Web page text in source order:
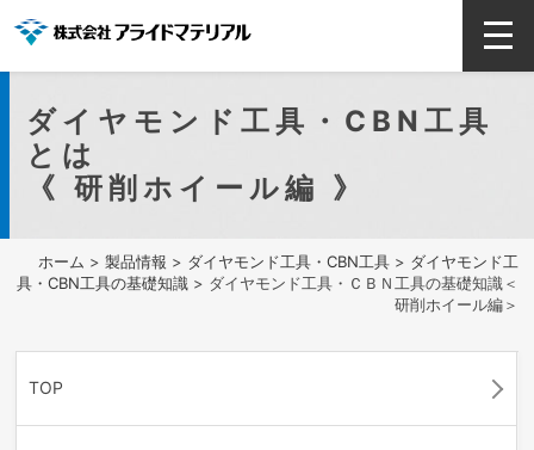
ホーム > 製品情報 > ダイヤモンド工具・CBN工具> ダイヤモンド工
具・CBN工具の基礎知識> ダイヤモンド工具・ＣＢＮ工具の基礎知識＜
研削ホイール編＞
ダイヤモンド工具・CBN工具
とは
《 研削ホイール編 》
TOP